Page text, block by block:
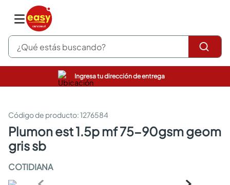
¿Qué estás buscando?
Ingresa tu dirección de entrega
:1276584
plumon est 1.5p mf 75-90gsm geom
gris sb
COTIDIANA
pinturas
sanitarios
comedor
escritorio
pisos
armarios closet
comedores